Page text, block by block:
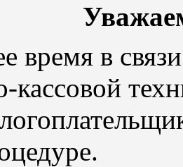
время в
кассовой